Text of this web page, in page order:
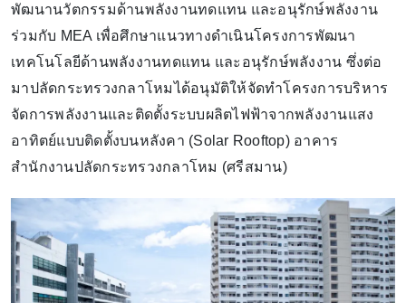
พัฒนานวัตกรรมด้านพลังงานทดแทน และอนุรักษ์พลังงาน
ร่วมกับ MEA เพื่อศึกษาแนวทางดำเนินโครงการพัฒนา
เทคโนโลยีด้านพลังงานทดแทน และอนุรักษ์พลังงาน ซึ่งต่อ
มาปลัดกระทรวงกลาโหมได้อนุมัติให้จัดทำโครงการบริหาร
จัดการพลังงานและติดตั้งระบบผลิตไฟฟ้าจากพลังงานแสง
อาทิตย์แบบติดตั้งบนหลังคา (Solar Rooftop) อาคาร
สำนักงานปลัดกระทรวงกลาโหม (ศรีสมาน)